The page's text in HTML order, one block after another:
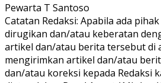
Pewarta T Santoso
Catatan Redaksi: Apabila ada
dirugikan dan/atau keberatan
artikel dan/atau berita tersebut di
mengirimkan artikel dan/atau
dan/atau koreksi kepada Redaksi